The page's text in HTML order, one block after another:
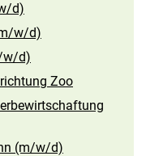
d)
w/d)
w/d)
Zoo
(m/w/d)